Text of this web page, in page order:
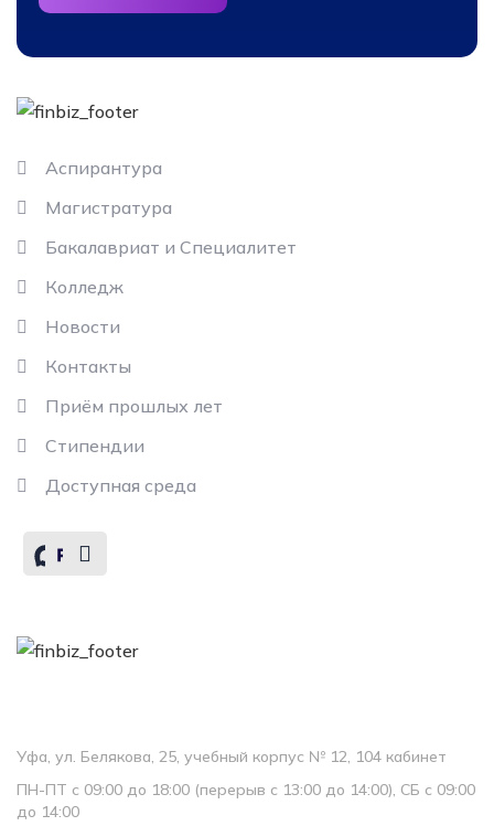
Аспирантура
Магистратура
Бакалавриат и Специалитет
Колледж
Новости
Контакты
Приём прошлых лет
Стипендии
Доступная среда
Уфа, ул. Белякова, 25, учебный корпус № 12, 104 кабинет
ПН-ПТ с 09:00 до 18:00 (перерыв с 13:00 до 14:00), СБ с 09:00
до 14:00